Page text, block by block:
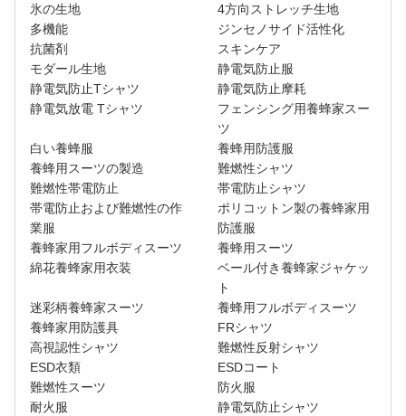
氷の生地
4方向ストレッチ生地
多機能
ジンセノサイド活性化
抗菌剤
スキンケア
モダール生地
静電気防止服
静電気防止Tシャツ
静電気防止摩耗
静電気放電 Tシャツ
フェンシング用養蜂家スー
ツ
白い養蜂服
養蜂用防護服
養蜂用スーツの製造
難燃性シャツ
難燃性帯電防止
帯電防止シャツ
帯電防止および難燃性の作
業服
ポリコットン製の養蜂家用
防護服
養蜂家用フルボディスーツ
養蜂用スーツ
綿花養蜂家用衣装
ベール付き養蜂家ジャケッ
ト
迷彩柄養蜂家スーツ
養蜂用フルボディスーツ
養蜂家用防護具
FRシャツ
高視認性シャツ
難燃性反射シャツ
ESD衣類
ESDコート
難燃性スーツ
防火服
耐火服
静電気防止シャツ